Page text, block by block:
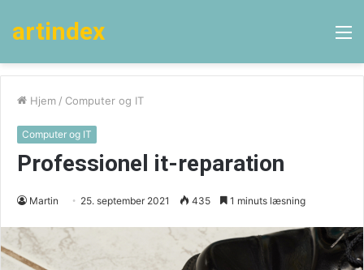
artindex
Hjem / Computer og IT
Computer og IT
Professionel it-reparation
Martin 25. september 2021 435 1 minuts læsning